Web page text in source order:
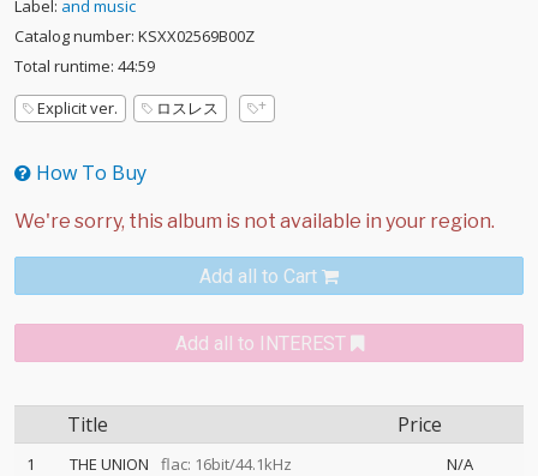
Label: and music
Catalog number: KSXX02569B00Z
Total runtime: 44:59
Explicit ver.
ロスレス
How To Buy
Add all to Cart
Add all to INTEREST
Title Price
1 THE UNION flac: 16bit/44.1kHz N/A